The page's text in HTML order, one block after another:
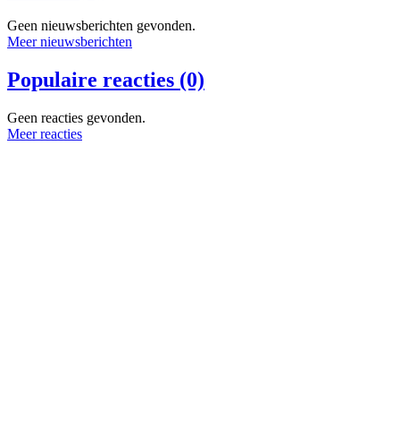
Geen nieuwsberichten gevonden.
Meer nieuwsberichten
Populaire reacties (0)
Geen reacties gevonden.
Meer reacties